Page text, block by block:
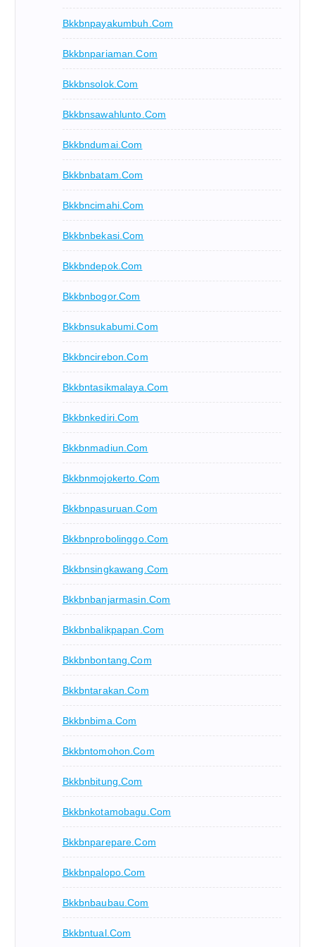
Bkkbnpayakumbuh.com
Bkkbnpariaman.com
Bkkbnsolok.com
Bkkbnsawahlunto.com
Bkkbndumai.com
Bkkbnbatam.com
Bkkbncimahi.com
Bkkbnbekasi.com
Bkkbndepok.com
Bkkbnbogor.com
Bkkbnsukabumi.com
Bkkbncirebon.com
Bkkbntasikmalaya.com
Bkkbnkediri.com
Bkkbnmadiun.com
Bkkbnmojokerto.com
Bkkbnpasuruan.com
Bkkbnprobolinggo.com
Bkkbnsingkawang.com
Bkkbnbanjarmasin.com
Bkkbnbalikpapan.com
Bkkbnbontang.com
Bkkbntarakan.com
Bkkbnbima.com
Bkkbntomohon.com
Bkkbnbitung.com
Bkkbnkotamobagu.com
Bkkbnparepare.com
Bkkbnpalopo.com
Bkkbnbaubau.com
Bkkbntual.com